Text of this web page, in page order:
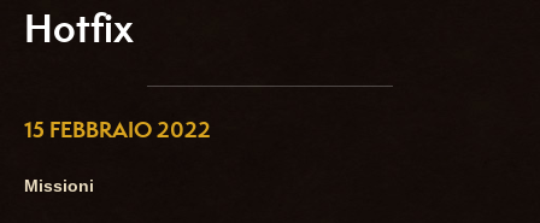
Hotfix
15 FEBBRAIO 2022
Missioni